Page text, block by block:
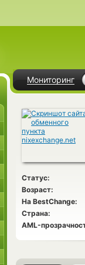
Мониторинг
Статус:
Возраст:
На BestChange:
Страна:
AML-